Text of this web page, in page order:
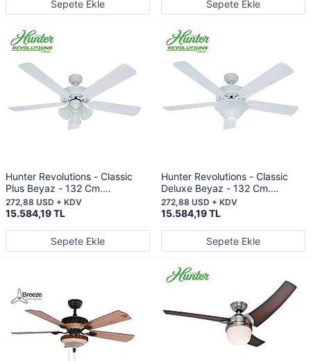
Sepete Ekle Sepete Ekle
Hunter Revolutions - Classic
Plus Beyaz - 132 Cm.
Aydınlatmalı Tavan Vantilatörü
15.584,19 TL
272,88 USD + KDV
Sepete Ekle
Hunter Revolutions - Classic
Deluxe Beyaz - 132 Cm.
Aydınlatmalı Tavan Vantilatörü
15.584,19 TL
272,88 USD + KDV
Sepete Ekle